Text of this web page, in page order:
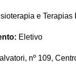
e
Eletivo
nº 109,